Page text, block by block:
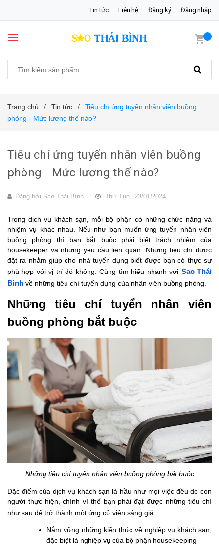
Tin tức Liên hệ Đăng ký Đăng nhập
Trang chủ / Tin tức /
Tiêu chí ứng tuyển nhân viên buồng
phòng - Mức lương thế nào?
Tiêu chí ứng tuyển nhân viên buồng
phòng - Mức lương thế nào?
Đăng bởi Sao Thái Bình Thứ Tue, 23/01/2024
Trong dịch vụ khách sạn, mỗi bộ phận có những chức năng và
nhiệm vụ khác nhau. Nếu như bạn muốn ứng tuyển nhân viên
buồng phòng thì bạn bắt buộc phải biết trách nhiệm của
housekeeper và những yêu cầu liên quan. Những tiêu chí được
đặt ra nhằm giúp cho nhà tuyển dụng biết được bạn có thực sự
phù hợp với vị trí đó không. Cùng tìm hiểu nhanh với Sao Thái
Bình về những tiêu chí tuyển dụng của nhân viên buồng phòng.
Những tiêu chí tuyển nhân viên
buồng phòng bắt buộc
Những tiêu chí tuyển nhân viên buồng phòng bắt buộc
Đặc điểm của dịch vụ khách sạn là hầu như mọi việc đều do con
người thực hiện, chính vì thế bạn phải đạt được những tiêu chí
như sau để trở thành một ứng cử viên sáng giá:
Nắm vững những kiến thức về nghiệp vụ khách sạn,
đặc biệt là nghiệp vụ của bộ phận housekeeping